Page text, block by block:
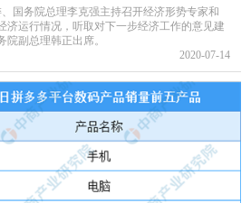
国务院总理李克强主持召开经济形势专家和
济运行情况，听取对下一步经济工作的意见建
副总理韩正出席。
2020-07-14